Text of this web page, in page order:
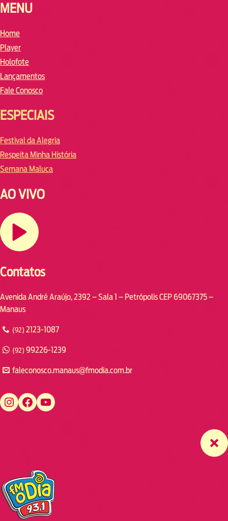
MENU
Home
Player
Holofote
Lançamentos
Fale Conosco
ESPECIAIS
Festival da Alegria
Respeita Minha História
Semana Maluca
AO VIVO
Contatos
Avenida André Araújo, 2392 – Sala 1 – Petrópolis CEP 69067375 –
Manaus
(92) 2123-1087
(92) 99226-1239
faleconosco.manaus@fmodia.com.br
https://www.instagram.com/fmodiamanaus/ https://www.facebook.com/fmodiamanaus https://www.youtube.com/user/radiofmodia